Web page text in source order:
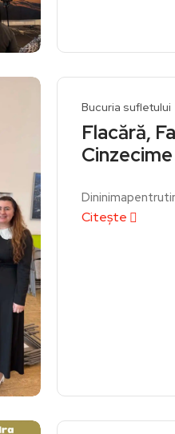
Bucuria sufletului
Flacără,
Citește